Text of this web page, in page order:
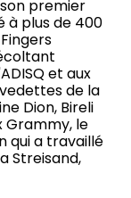
premier
à plus de 400
et aux
de la
Dion, Bireli
Grammy, le
qui a travaillé
Streisand,